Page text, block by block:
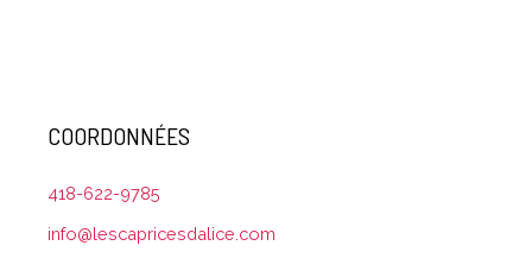
COORDONNÉES
418-622-9785
info@lescapricesdalice.com